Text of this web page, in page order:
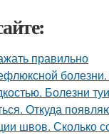
правильно
Болезни туи
Откуда
швов. Сколько